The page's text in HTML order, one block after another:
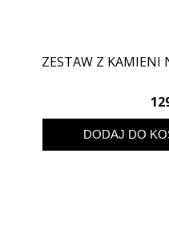
ZESTAW Z KAMIENI